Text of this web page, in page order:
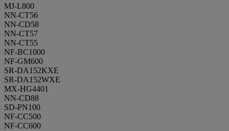
MJ-L800
NN-CT56
NN-CD58
NN-CT57
NN-CT55
NF-BC1000
NF-GM600
SR-DA152KXE
SR-DA152WXE
MX-HG4401
NN-CD88
SD-PN100
NF-CC500
NF-CC600